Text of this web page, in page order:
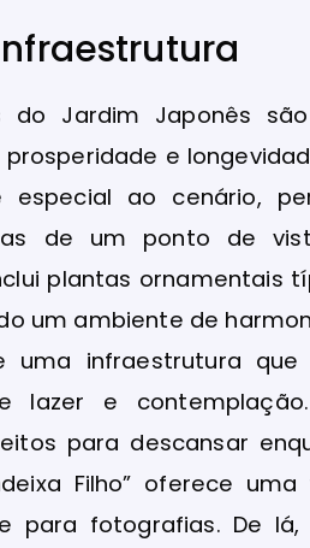
do Jardim Japonês
e
especial ao cenário,
de um ponto de
plantas ornamentais
um ambiente de
uma infraestrutura
lazer e
para descansar
Filho” oferece
para fotografias. De